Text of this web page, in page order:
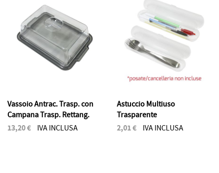
Vassoio Antrac. Trasp. con
Campana Trasp. Rettang.
13,20 € IVA INCLUSA
Astuccio Multiuso
Trasparente
2,01 € IVA INCLUSA